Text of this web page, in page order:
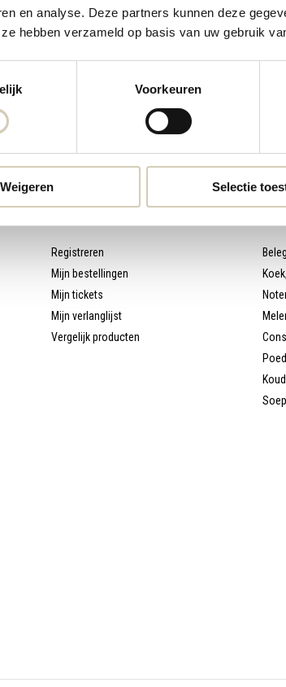
en analyse. Deze partners kunnen deze
hebben verzameld op basis van uw gebruik
Voorkeuren
Weigeren Selectie
Registreren
Mijn bestellingen
Mijn tickets
Mijn verlanglijst
Vergelijk producten